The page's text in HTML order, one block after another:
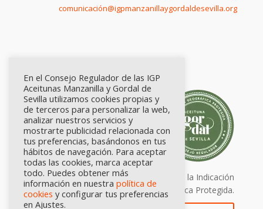
comunicación@igpmanzanillaygordaldesevilla.org
Calidad certificada por Origen. Sellos de la Indicación
Geográfica Protegida.
En el Consejo Regulador de las IGP
Aceitunas Manzanilla y Gordal de
Sevilla utilizamos cookies propias y
de terceros para personalizar la web,
analizar nuestros servicios y
mostrarte publicidad relacionada con
tus preferencias, basándonos en tus
hábitos de navegación. Para aceptar
todas las cookies, marca aceptar
todo. Puedes obtener más
información en nuestra política de
cookies y configurar tus preferencias
en Ajustes.